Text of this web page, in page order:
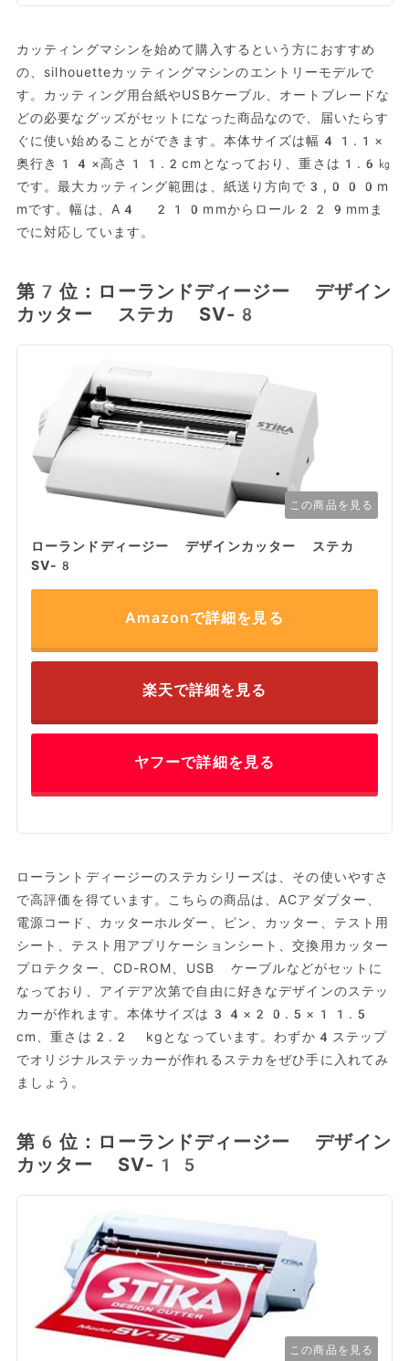
カッティングマシンを始めて購入するという方におすすめ
の、silhouetteカッティングマシンのエントリーモデルで
す。カッティング用台紙やUSBケーブル、オートブレードな
どの必要なグッズがセットになった商品なので、届いたらす
ぐに使い始めることができます。本体サイズは幅41.1×
奥行き14×高さ11.2cmとなっており、重さは1.6㎏
です。最大カッティング範囲は、紙送り方向で3,000m
mです。幅は、A4 210mmからロール229mmま
でに対応しています。
第7位：ローランドディージー デザイン
カッター ステカ SV-8
この商品を見る
ローランドディージー デザインカッター ステカ
SV-8
Amazonで詳細を見る
楽天で詳細を見る
ヤフーで詳細を見る
ローラントディージーのステカシリーズは、その使いやすさ
で高評価を得ています。こちらの商品は、ACアダプター、
電源コード、カッターホルダー、ピン、カッター、テスト用
シート、テスト用アプリケーションシート、交換用カッター
プロテクター、CD-ROM、USB ケーブルなどがセットに
なっており、アイデア次第で自由に好きなデザインのステッ
カーが作れます。本体サイズは‎34×20.5×11.5
cm、重さは2.2 kgとなっています。わずか4ステップ
でオリジナルステッカーが作れるステカをぜひ手に入れてみ
ましょう。
第6位：ローランドディージー デザイン
カッター SV-15
この商品を見る